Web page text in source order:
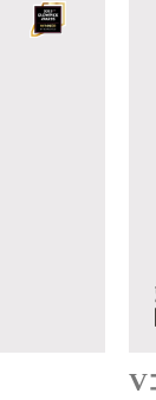
V